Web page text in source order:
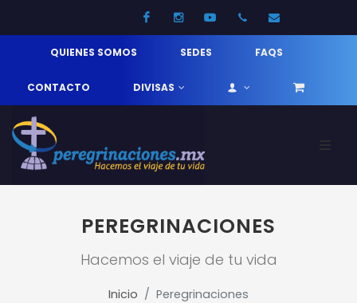
FacebookInstagramYoutube52 33 31210744
QUIENES SOMOS SEDES FAQS
CONTACTO DIVISAS
PEREGRINACIONES
Hacemos el viaje de tu vida
Inicio Peregrinaciones